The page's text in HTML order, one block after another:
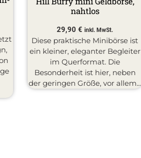
nahtlos
29,90€ inkl. MwSt.
Diese praktische Minibörse ist
ein kleiner, eleganter Begleiter
im Querformat. Die
Besonderheit ist hier, neben
der geringen Größe, vor allem...